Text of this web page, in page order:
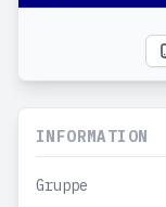
INFORMATION
Gruppe